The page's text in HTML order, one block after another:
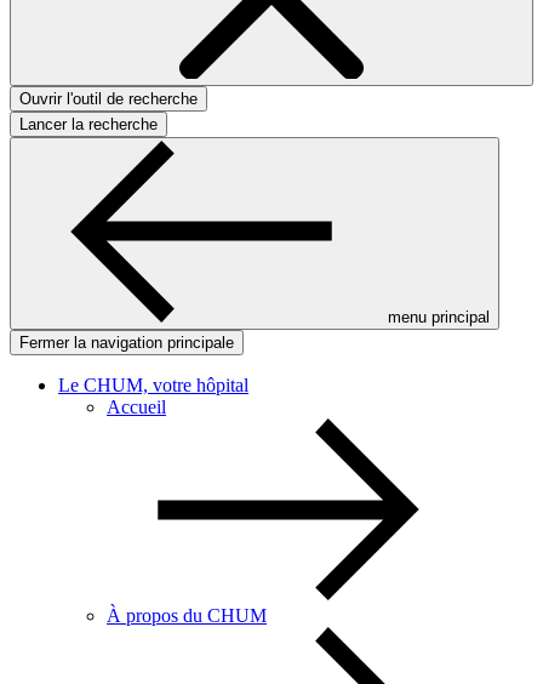
Ouvrir l'outil de recherche
Lancer la recherche
menu principal
Fermer la navigation principale
Le CHUM, votre hôpital
Accueil
À propos du CHUM